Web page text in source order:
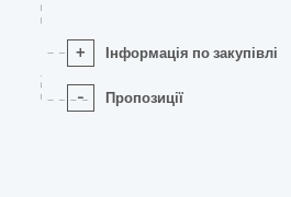
+ Інформація по закупівлі
- Пропозиції